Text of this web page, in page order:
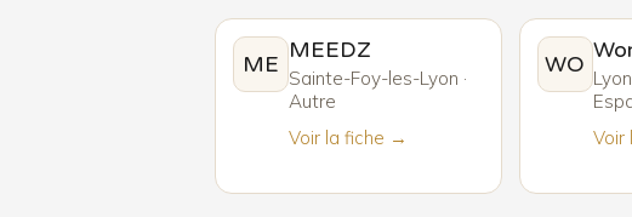
ME
MEEDZ
Sainte-Foy-les-Lyon ·
Autre
Voir la fiche →
WO
Voir